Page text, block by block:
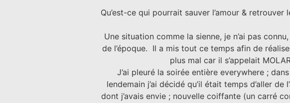
Qu’est-ce qui pourrait sauver l’amour &
Une situation comme la sienne, je n’ai pas
de l’époque. Il a mis tout ce temps afin de
plus mal car il s’appelait
J’ai pleuré la soirée entière everywhere ;
lendemain j’ai décidé qu’il était temps d’aller
dont j’avais envie ; nouvelle coiffante (un carré